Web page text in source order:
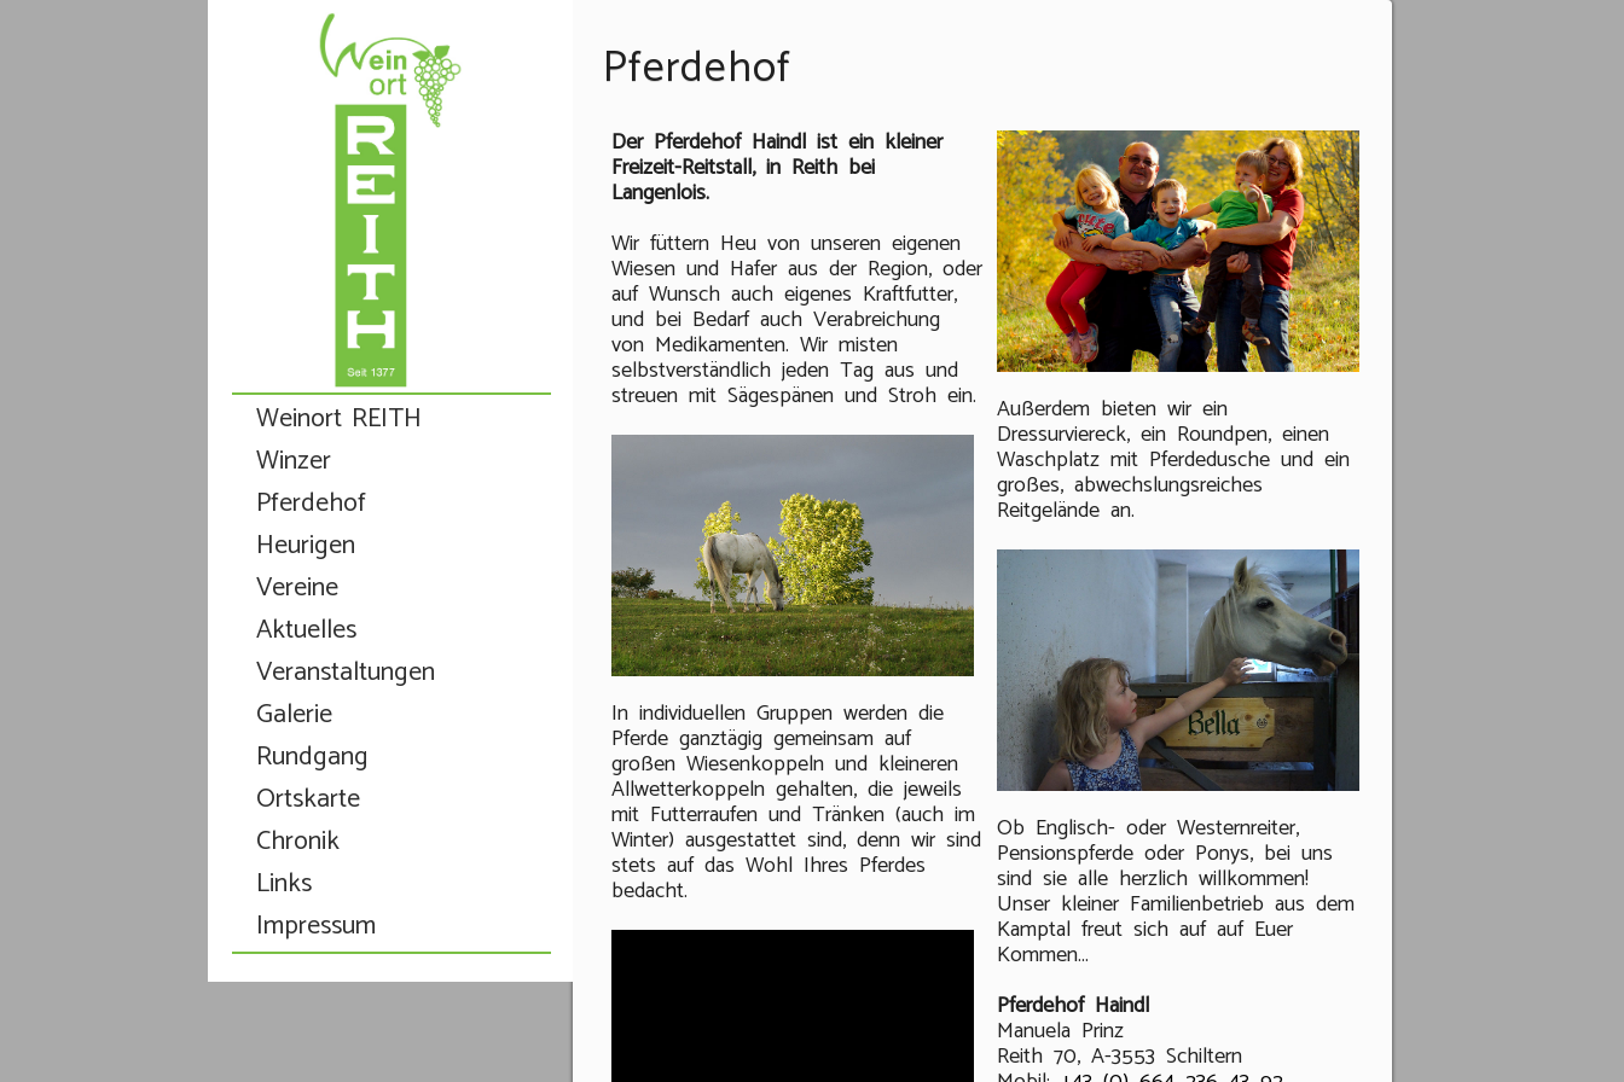
Weinort REITH
Winzer
Pferdehof
Heurigen
Vereine
Aktuelles
Veranstaltungen
Galerie
Rundgang
Ortskarte
Chronik
Links
Impressum
Pferdehof
Der Pferdehof Haindl ist ein kleiner
Freizeit-Reitstall, in Reith bei
Langenlois.
Wir füttern Heu von unseren eigenen
Wiesen und Hafer aus der Region, oder
auf Wunsch auch eigenes Kraftfutter,
und bei Bedarf auch Verabreichung
von Medikamenten. Wir misten
selbstverständlich jeden Tag aus und
streuen mit Sägespänen und Stroh ein.
In individuellen Gruppen werden die
Pferde ganztägig gemeinsam auf
großen Wiesenkoppeln und kleineren
Allwetterkoppeln gehalten, die jeweils
mit Futterraufen und Tränken (auch im
Winter) ausgestattet sind, denn wir sind
stets auf das Wohl Ihres Pferdes
bedacht.
Außerdem bieten wir ein
Dressurviereck, ein Roundpen, einen
Waschplatz mit Pferdedusche und ein
großes, abwechslungsreiches
Reitgelände an.
Ob Englisch- oder Westernreiter,
Pensionspferde oder Ponys, bei uns
sind sie alle herzlich willkommen!
Unser kleiner Familienbetrieb aus dem
Kamptal freut sich auf auf Euer
Kommen...
Pferdehof Haindl
Manuela Prinz
Reith 70, A-3553 Schiltern